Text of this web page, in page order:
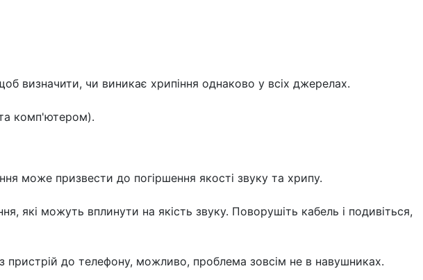
визначити, чи виникає хрипіння однаково у всіх джерелах.
комп'ютером).
може призвести до погіршення якості звуку та хрипу.
які можуть вплинути на якість звуку. Поворушіть кабель і подивіться,
пристрій до телефону, можливо, проблема зовсім не в навушниках.